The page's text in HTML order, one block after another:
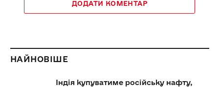
ДОДАТИ КОМЕНТАР
НАЙНОВІШЕ
Індія купуватиме російську нафту,